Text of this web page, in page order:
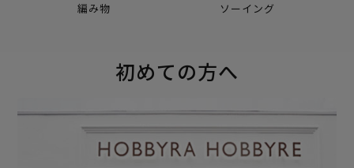
編み物 ソーイング
初めての方へ